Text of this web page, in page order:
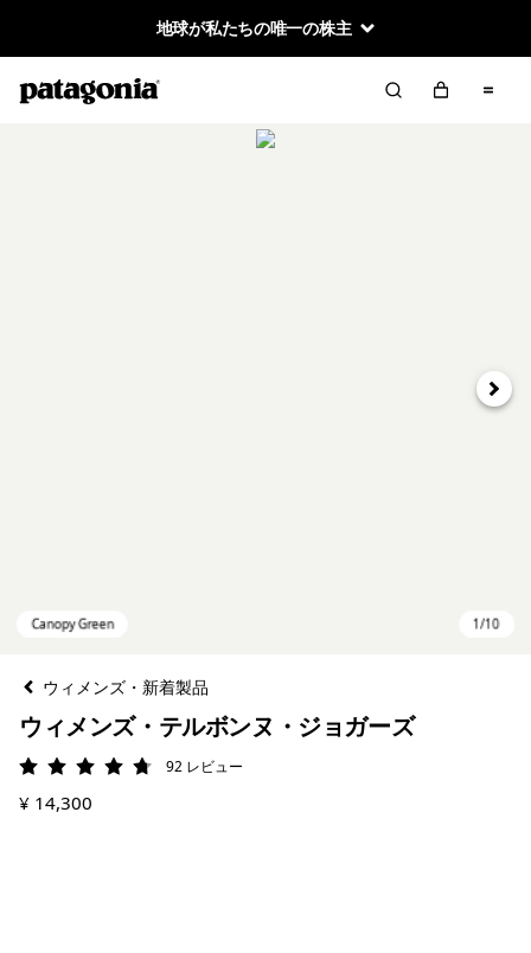
地球が私たちの唯一の株主
次へ
ウィメンズ・新着製品
ウィメンズ・テルボンヌ・ジョガーズ
評価: 4.7 / 5
92 レビュー
¥ 14,300